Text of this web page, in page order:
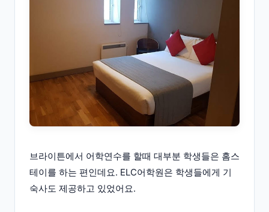
브라이튼에서 어학연수를 할때 대부분 학생들은 홈스
테이를 하는 편인데요. ELC어학원은 학생들에게 기
숙사도 제공하고 있었어요.